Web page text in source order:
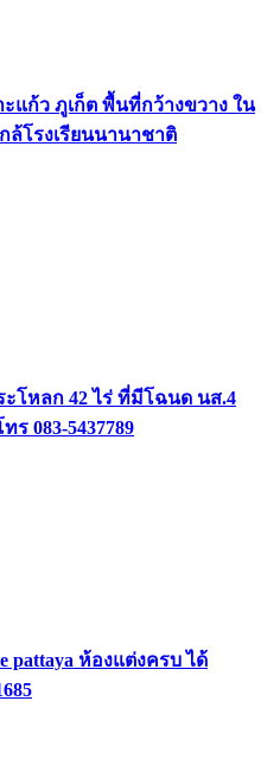
ะแก้ว ภูเก็ต พื้นที่กว้างขวาง ใน
โรงเรียนนานาชาติ
โหลก 42 ไร่ ที่มีโฉนด นส.4
083-5437789
pattaya ห้องแต่งครบ ได้